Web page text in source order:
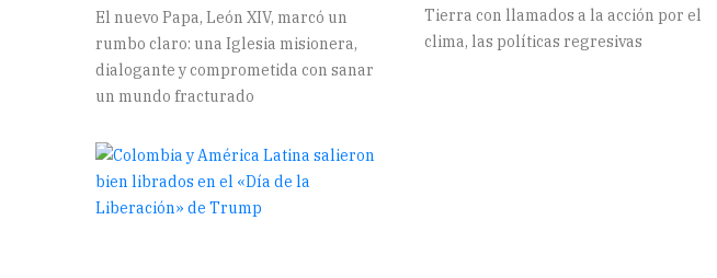
El nuevo Papa, León XIV, marcó un
rumbo claro: una Iglesia misionera,
dialogante y comprometida con sanar
un mundo fracturado
Tierra con llamados a la acción por el
clima, las políticas regresivas